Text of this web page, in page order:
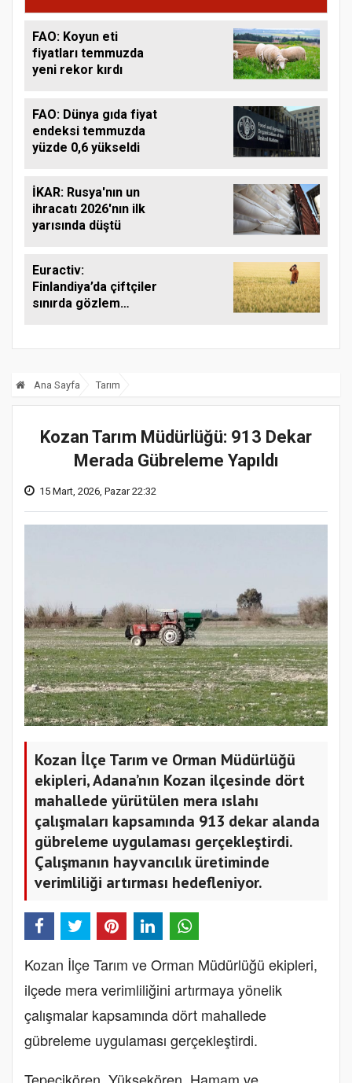
FAO: Koyun eti
fiyatları temmuzda
yeni rekor kırdı
FAO: Dünya gıda fiyat
endeksi temmuzda
yüzde 0,6 yükseldi
İKAR: Rusya'nın un
ihracatı 2026'nın ilk
yarısında düştü
Euractiv:
Finlandiya’da çiftçiler
sınırda gözlem
Ana Sayfa Tarım
Kozan Tarım Müdürlüğü: 913 Dekar
Merada Gübreleme Yapıldı
15 Mart, 2026, Pazar 22:32
Kozan İlçe Tarım ve Orman Müdürlüğü
ekipleri, Adana’nın Kozan ilçesinde dört
mahallede yürütülen mera ıslahı
çalışmaları kapsamında 913 dekar alanda
gübreleme uygulaması gerçekleştirdi.
Çalışmanın hayvancılık üretiminde
verimliliği artırması hedefleniyor.
Kozan İlçe Tarım ve Orman Müdürlüğü ekipleri,
ilçede mera verimliliğini artırmaya yönelik
çalışmalar kapsamında dört mahallede
gübreleme uygulaması gerçekleştirdi.